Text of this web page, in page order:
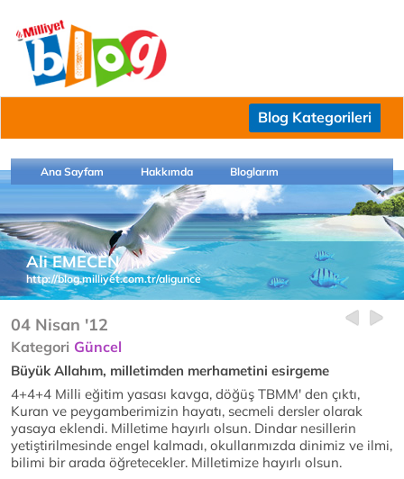
Blog Kategorileri
Ana Sayfam Hakkımda Bloglarım
Ali EMECEN
http://blog.milliyet.com.tr/aligunce
04 Nisan '12
Kategori Güncel
Büyük Allahım, milletimden merhametini esirgeme
4+4+4 Milli eğitim yasası kavga, döğüş TBMM' den çıktı,
Kuran ve peygamberimizin hayatı, secmeli dersler olarak
yasaya eklendi. Milletime hayırlı olsun. Dindar nesillerin
yetiştirilmesinde engel kalmadı, okullarımızda dinimiz ve ilmi,
bilimi bir arada öğretecekler. Milletimize hayırlı olsun.